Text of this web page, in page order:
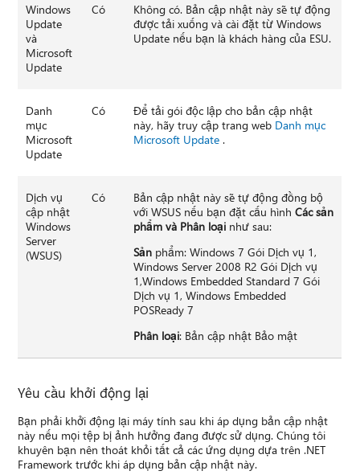
Windows
Update
và
Microsoft
Update
Có
Không có. Bản cập nhật này sẽ tự động
được tải xuống và cài đặt từ Windows
Update nếu bạn là khách hàng của ESU.
Danh
mục
Microsoft
Update
Có
Để tải gói độc lập cho bản cập nhật
này, hãy truy cập trang web Danh mục
Microsoft Update .
Dịch vụ
cập nhật
Windows
Server
(WSUS)
Có
Bản cập nhật này sẽ tự động đồng bộ
với WSUS nếu bạn đặt cấu hìnhCác sản
phẩm và Phân loại như sau:
Sản phẩm: Windows 7 Gói Dịch vụ 1,
Windows Server 2008 R2 Gói Dịch vụ
1,Windows Embedded Standard 7 Gói
Dịch vụ 1, Windows Embedded
POSReady 7
Phân loại: Bản cập nhật Bảo mật
Yêu cầu khởi động lại
Bạn phải khởi động lại máy tính sau khi áp dụng bản cập nhật
này nếu mọi tệp bị ảnh hưởng đang được sử dụng. Chúng tôi
khuyên bạn nên thoát khỏi tất cả các ứng dụng dựa trên .NET
Framework trước khi áp dụng bản cập nhật này.